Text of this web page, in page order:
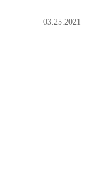
03.25.2021